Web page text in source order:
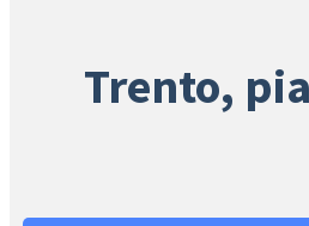
Trento,